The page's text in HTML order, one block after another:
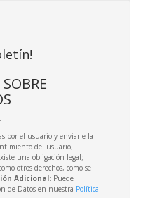
por el usuario y enviarle la
del usuario;
una obligación legal;
otros derechos, como se
Adicional: Puede
de Datos en nuestra Política